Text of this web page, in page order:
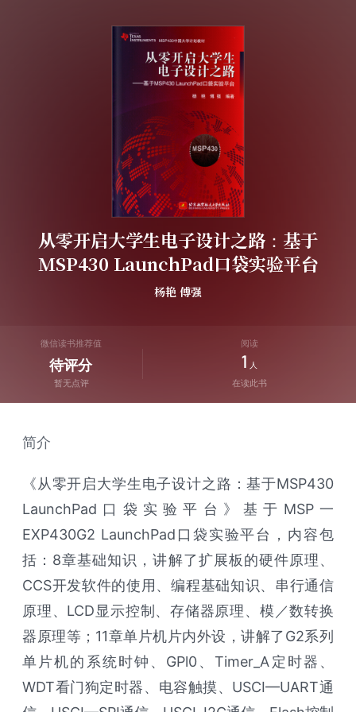
从零开启大学生电子设计之路：基于
MSP430 LaunchPad口袋实验平台
杨艳 傅强
微信读书推荐值
待评分
暂无点评
阅读
1 人
在读此书
简介
《从零开启大学生电子设计之路：基于MSP430
LaunchPad口袋实验平台》基于MSP一
EXP430G2 LaunchPad口袋实验平台，内容包
括：8章基础知识，讲解了扩展板的硬件原理、
CCS开发软件的使用、编程基础知识、串行通信
原理、LCD显示控制、存储器原理、模／数转换
器原理等；11章单片机片内外设，讲解了G2系列
单片机的系统时钟、GPl0、Timer_A定时器、
WDT看门狗定时器、电容触摸、USCI—UART通